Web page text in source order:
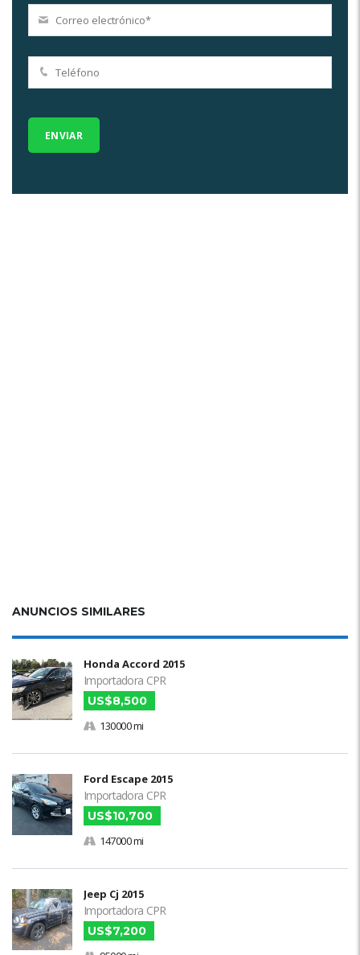
ANUNCIOS SIMILARES
Honda Accord 2015
Importadora CPR
US$8,500
130000 mi
Ford Escape 2015
Importadora CPR
US$10,700
147000 mi
Jeep Cj 2015
Importadora CPR
US$7,200